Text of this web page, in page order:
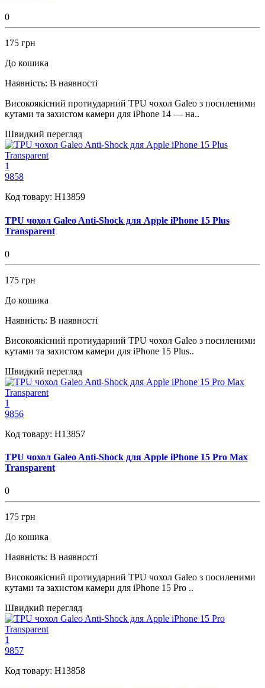
0
175 грн
До кошика
Наявність: В наявності
Високоякісний протиударний TPU чохол Galeo з посиленими
кутами та захистом камери для iPhone 14 — на..
Швидкий перегляд
1
9858
Код товару: H13859
TPU чохол Galeo Anti-Shock для Apple iPhone 15 Plus
Transparent
0
175 грн
До кошика
Наявність: В наявності
Високоякісний протиударний TPU чохол Galeo з посиленими
кутами та захистом камери для iPhone 15 Plus..
Швидкий перегляд
1
9856
Код товару: H13857
TPU чохол Galeo Anti-Shock для Apple iPhone 15 Pro Max
Transparent
0
175 грн
До кошика
Наявність: В наявності
Високоякісний протиударний TPU чохол Galeo з посиленими
кутами та захистом камери для iPhone 15 Pro ..
Швидкий перегляд
1
9857
Код товару: H13858